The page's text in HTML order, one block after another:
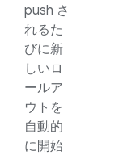
push さ
れるた
びに新
しいロ
ールア
ウトを
自動的
に開始